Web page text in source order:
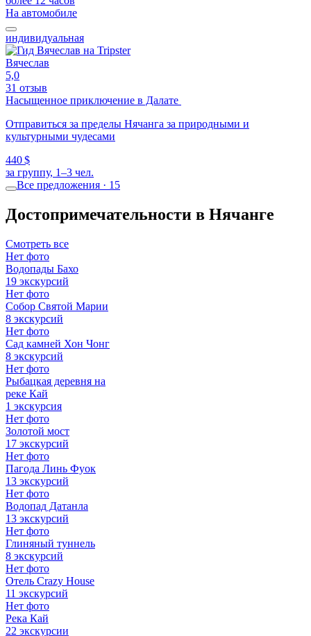
На автомобиле
индивидуальная
Вячеслав
5,0
31 отзыв
Насыщенное приключение в Далате
Отправиться за пределы Нячанга за природными и
культурными чудесами
440 $
за группу, 1–3 чел.
Все предложения · 15
Достопримечательности в Нячанге
Смотреть все
Нет фото
Водопады Бахо
19 экскурсий
Нет фото
Собор Святой Марии
8 экскурсий
Нет фото
Сад камней Хон Чонг
8 экскурсий
Нет фото
Рыбацкая деревня на
реке Кай
1 экскурсия
Нет фото
Золотой мост
17 экскурсий
Нет фото
Пагода Линь Фуок
13 экскурсий
Нет фото
Водопад Датанла
13 экскурсий
Нет фото
Глиняный туннель
8 экскурсий
Нет фото
Отель Crazy House
11 экскурсий
Нет фото
Река Кай
22 экскурсии